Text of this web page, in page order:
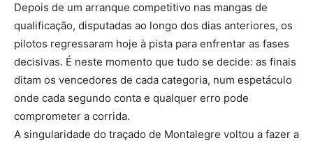
Depois de um arranque competitivo nas mangas de
qualificação, disputadas ao longo dos dias anteriores, os
pilotos regressaram hoje à pista para enfrentar as fases
decisivas. É neste momento que tudo se decide: as finais
ditam os vencedores de cada categoria, num espetáculo
onde cada segundo conta e qualquer erro pode
comprometer a corrida.
A singularidade do traçado de Montalegre voltou a fazer a